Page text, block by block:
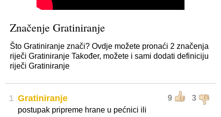
Značenje Gratiniranje
Što Gratiniranje znači? Ovdje možete pronaći 2 značenja
riječi Gratiniranje Također, možete i sami dodati definiciju
riječi Gratiniranje
1 9 3
Gratiniranje
postupak pripreme hrane u pećnici ili